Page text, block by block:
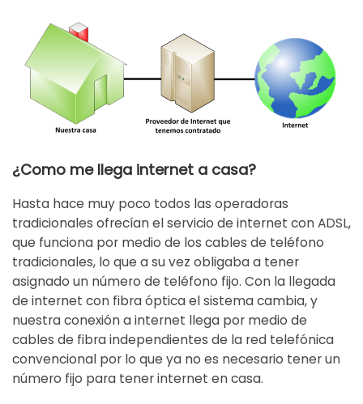
¿Como me llega internet a casa?
Hasta hace muy poco todos las operadoras
tradicionales ofrecían el servicio de internet con ADSL,
que funciona por medio de los cables de teléfono
tradicionales, lo que a su vez obligaba a tener
asignado un número de teléfono fijo. Con la llegada
de internet con fibra óptica el sistema cambia, y
nuestra conexión a internet llega por medio de
cables de fibra independientes de la red telefónica
convencional por lo que ya no es necesario tener un
número fijo para tener internet en casa.